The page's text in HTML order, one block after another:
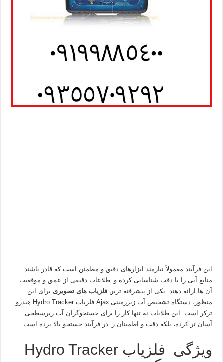
این فرآیند معمولاً نیازمند ابزارهای دقیق و مطمئن است که قادر باشند
منابع آبی را با دقت شناسایی کرده و اطلاعات دقیقی از عمق و موقعیت
آن ها ارائه دهند. یکی از پیشرفته ترینفلزیاب های تصویری برای این
منظور، دستگاه تشخیص آب زیرزمینی Ajax فلزیاب Hydro Tracker هیدرو
ترکر است. این طلایاب نه تنها کار را برای جستجوگران آب زیرسطحی
آسان تر کرده، بلکه دقت و اطمینان را در فرآیند جستجو بالا برده است.
ویژگی فلزیاب Hydro Tracker